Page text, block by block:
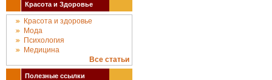
Красота и Здоровье
Красота и здоровье
Мода
Психология
Медицина
Все статьи
Полезные ссылки